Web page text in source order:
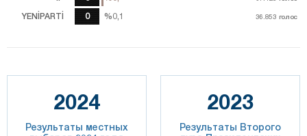
YENİPARTİ
0
%0,1 36.853 голос
%0,1 36.853 голос
2024
Результаты местных
2023
Результаты Второго